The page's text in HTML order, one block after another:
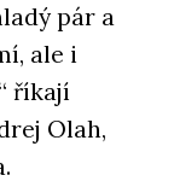
pár a
ale i
říkají
Olah,